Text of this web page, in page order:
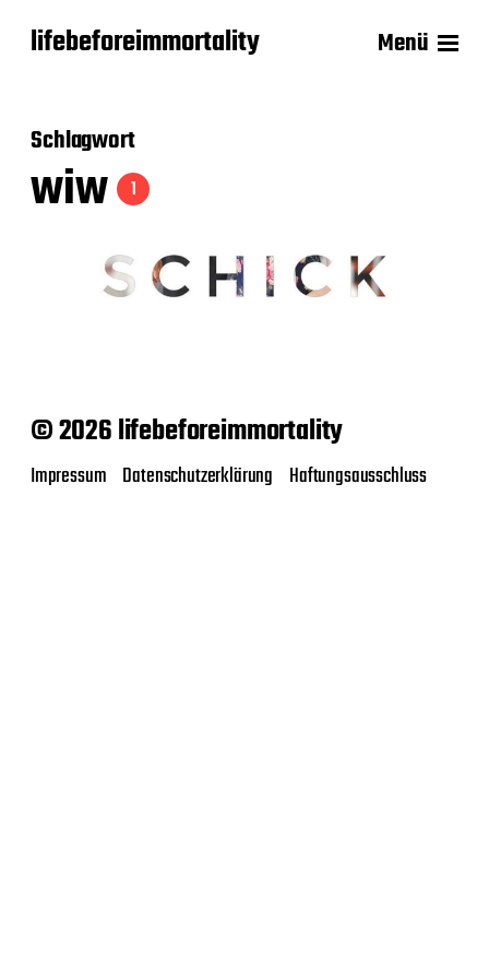
lifebeforeimmortality Menü
Schlagwort
wiw 1
© 2026 lifebeforeimmortality
Impressum Datenschutzerklärung Haftungsausschluss